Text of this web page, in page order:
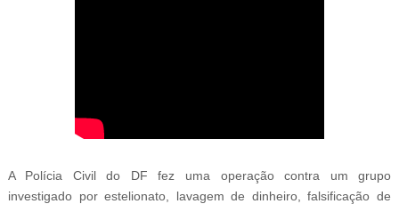
A Polícia Civil do DF fez uma operação contra um grupo
investigado por estelionato, lavagem de dinheiro, falsificação de